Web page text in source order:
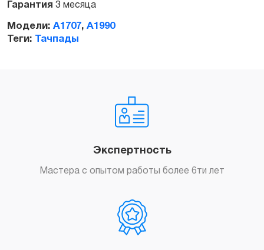
Гарантия 3 месяца
Модели: A1707, A1990
Теги:
Тачпады
Экспертность
Мастера с опытом работы более 6ти лет